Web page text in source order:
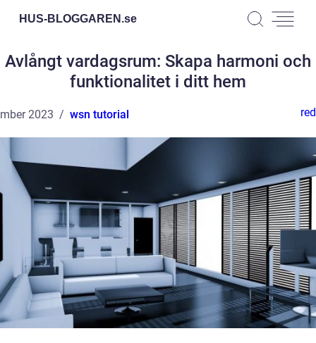
HUS-BLOGGAREN.se
Avlångt vardagsrum: Skapa harmoni och
funktionalitet i ditt hem
2023 wsn tutorial